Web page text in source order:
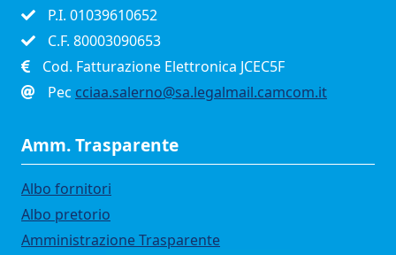
P.I. 01039610652
C.F. 80003090653
Cod. Fatturazione Elettronica JCEC5F
Pec cciaa.salerno@sa.legalmail.camcom.it
Amm. Trasparente
Albo fornitori
Albo pretorio
Amministrazione Trasparente